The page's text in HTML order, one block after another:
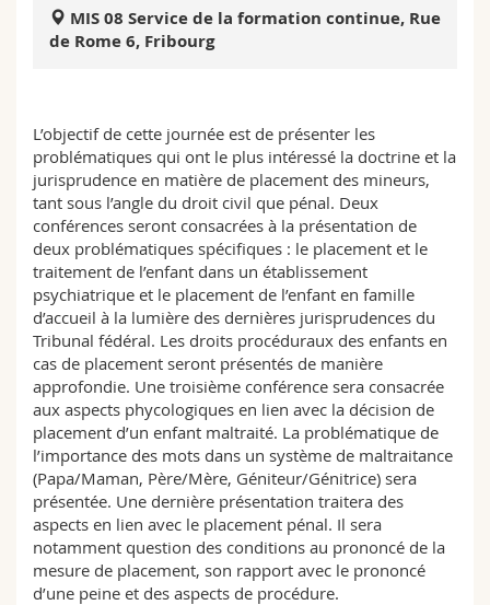
Sciences et médecine
Collaborateurs
Webmail
MyUnifr
MIS 08 Service de la formation continue, Rue
de Rome 6, Fribourg
L’objectif de cette journée est de présenter les
problématiques qui ont le plus intéressé la doctrine et la
jurisprudence en matière de placement des mineurs,
tant sous l’angle du droit civil que pénal. Deux
conférences seront consacrées à la présentation de
deux problématiques spécifiques : le placement et le
traitement de l’enfant dans un établissement
psychiatrique et le placement de l’enfant en famille
d’accueil à la lumière des dernières jurisprudences du
Tribunal fédéral. Les droits procéduraux des enfants en
cas de placement seront présentés de manière
approfondie. Une troisième conférence sera consacrée
aux aspects phycologiques en lien avec la décision de
placement d’un enfant maltraité. La problématique de
l’importance des mots dans un système de maltraitance
(Papa/Maman, Père/Mère, Géniteur/Génitrice) sera
présentée. Une dernière présentation traitera des
aspects en lien avec le placement pénal. Il sera
notamment question des conditions au prononcé de la
mesure de placement, son rapport avec le prononcé
d’une peine et des aspects de procédure.